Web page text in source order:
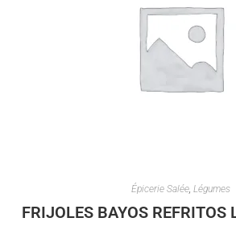
Épicerie Salée, Légumes
FRIJOLES BAYOS REFRITOS